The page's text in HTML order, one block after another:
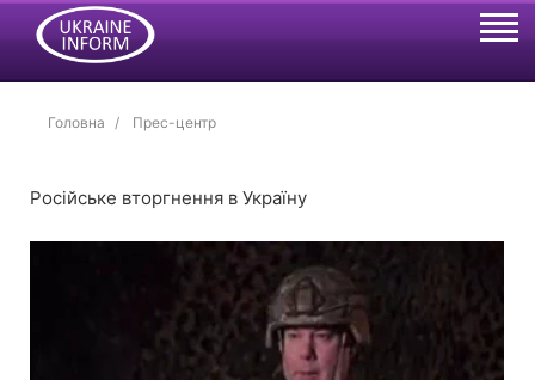
Головна Прес-центр
Російське вторгнення в Україну